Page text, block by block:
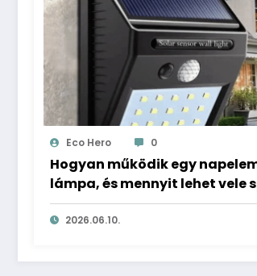
Eco Hero 0
Hogyan működik egy
lámpa, és mennyit lehet vele
2026.06.10.